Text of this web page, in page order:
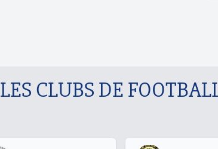
LES CLUBS DE